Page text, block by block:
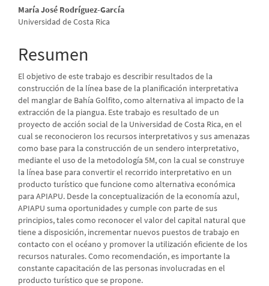
Contenido
principal
del
artículo
María José Rodríguez-García
Universidad de Costa Rica
Resumen
El objetivo de este trabajo es describir resultados de la
construcción de la línea base de la planificación interpretativa
del manglar de Bahía Golfito, como alternativa al impacto de la
extracción de la piangua. Este trabajo es resultado de un
proyecto de acción social de la Universidad de Costa Rica, en el
cual se reconocieron los recursos interpretativos y sus amenazas
como base para la construcción de un sendero interpretativo,
mediante el uso de la metodología 5M, con la cual se construye
la línea base para convertir el recorrido interpretativo en un
producto turístico que funcione como alternativa económica
para APIAPU. Desde la conceptualización de la economía azul,
APIAPU suma oportunidades y cumple con parte de sus
principios, tales como reconocer el valor del capital natural que
tiene a disposición, incrementar nuevos puestos de trabajo en
contacto con el océano y promover la utilización eficiente de los
recursos naturales. Como recomendación, es importante la
constante capacitación de las personas involucradas en el
producto turístico que se propone.